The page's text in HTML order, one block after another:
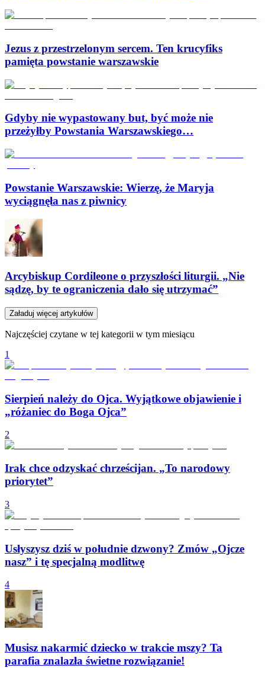
Jezus z przestrzelonym sercem. Ten krucyfiks
pamięta powstanie warszawskie
Gdyby nie wypastowany but, być może nie
przeżyłby Powstania Warszawskiego…
Powstanie Warszawskie: Wierzę, że Maryja
wyciągnęła nas z piwnicy
Arcybiskup Cordileone o przyszłości liturgii. „Nie
sądzę, by te ograniczenia dało się utrzymać”
Załaduj więcej artykułów
Najczęściej czytane w tej kategorii w tym miesiącu
1
Sierpień należy do Ojca. Wyjątkowe objawienie i
„różaniec do Boga Ojca”
2
Irak chce odzyskać chrześcijan. „To narodowy
priorytet”
3
Usłyszysz dziś w południe dzwony? Zmów „Ojcze
nasz” i tę specjalną modlitwę
4
Musisz nakarmić dziecko w trakcie mszy? Ta
parafia znalazła świetne rozwiązanie!